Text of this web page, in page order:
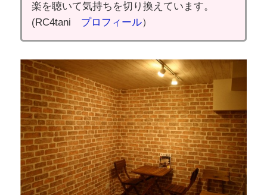
楽を聴いて気持ちを切り換えています。
(RC4tani プロフィール）